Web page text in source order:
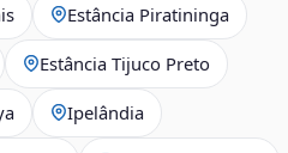
Estância Piratininga
Estância Tijuco Preto
Ipelândia